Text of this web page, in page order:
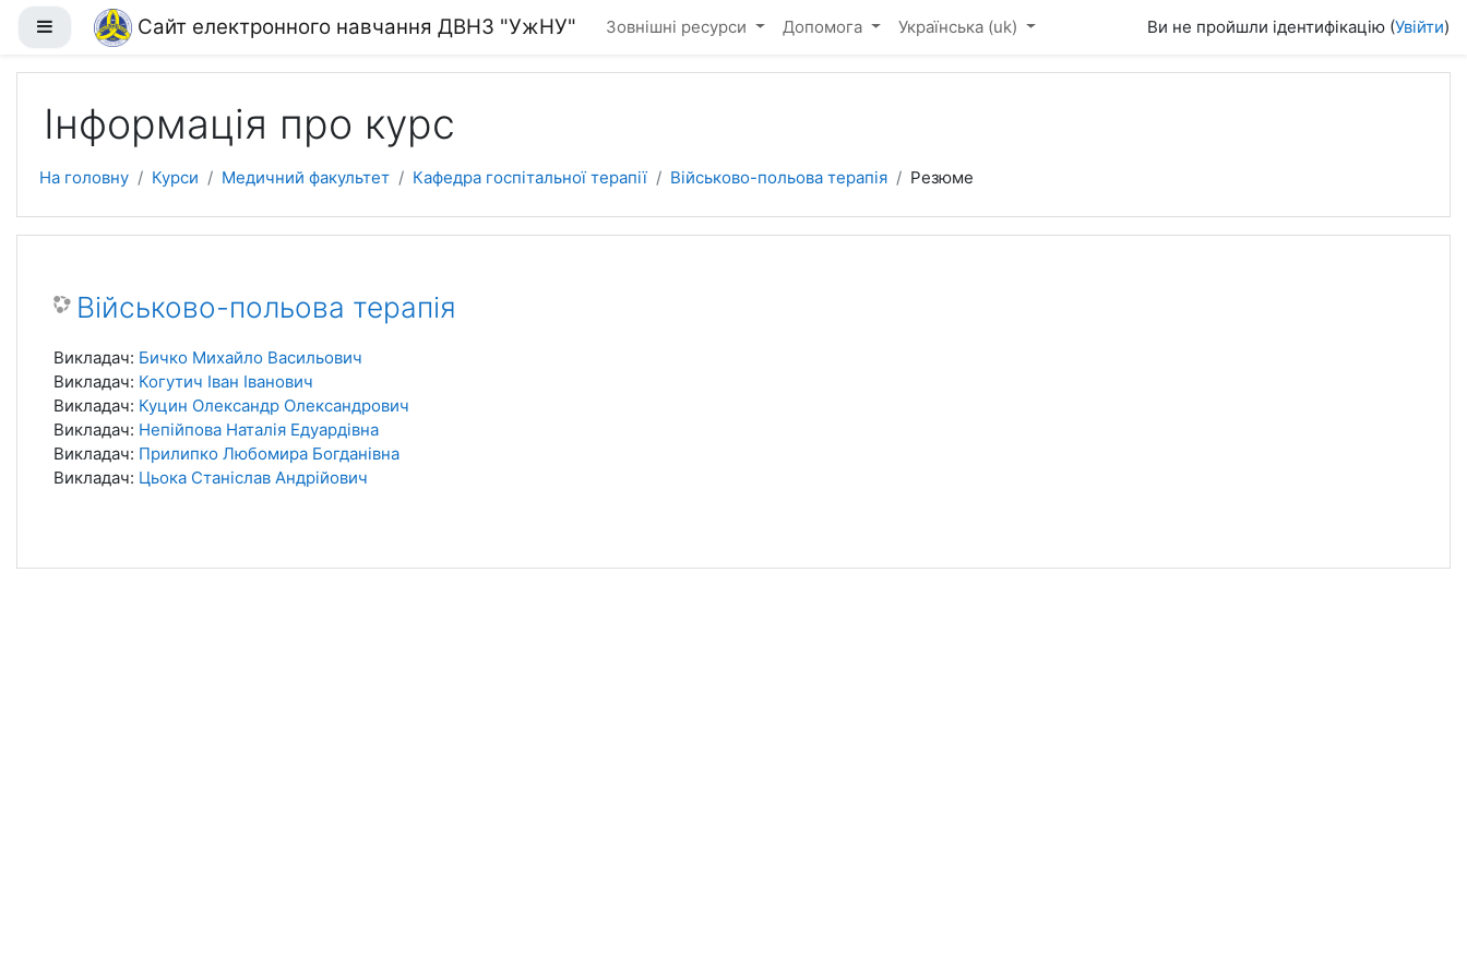
Перейти до головного вмісту
Бокова панельСайт електронного навчання ДВНЗ "УжНУ" Зовнішні ресурси Допомога Українська ‎(uk)‎ Ви не пройшли ідентифікацію (Увійти)
Інформація про курс
На головну Курси Медичний факультет Кафедра госпітальної терапії Військово-польова терапія Резюме
Військово-польова терапія
Викладач: Бичко Михайло Васильович
Викладач: Когутич Іван Іванович
Викладач: Куцин Олександр Олександрович
Викладач: Непійпова Наталія Едуардівна
Викладач: Прилипко Любомира Богданівна
Викладач: Цьока Станіслав Андрійович